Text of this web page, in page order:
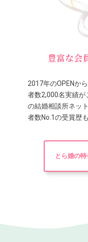
豊富な会
2017年のOPENか
者数2,000名実績が
の結婚相談所ネッ
者数No.1の受賞歴
とら婚の